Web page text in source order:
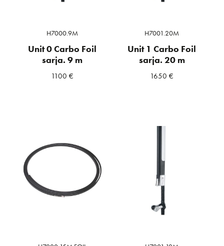
H7000.9M
Unit 0 Carbo Foil
sarja. 9 m
1100 €
H7001.20M
Unit 1 Carbo Foil
sarja. 20 m
1650€